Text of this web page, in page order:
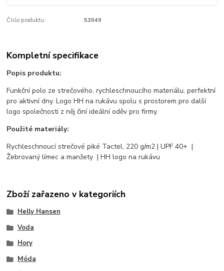
Číslo produktu: 53049
Kompletní specifikace
Popis produktu:
Funkční polo ze strečového, rychleschnoucího materiálu, perfektní
pro aktivní dny. Logo HH na rukávu spolu s prostorem pro další
logo společnosti z něj činí ideální oděv pro firmy.
Použité materiály:
Rychleschnoucí strečové piké Tactel, 220 g/m2 | UPF 40+ |
Žebrovaný límec a manžety | HH logo na rukávu
Zboží zařazeno v kategoriích
Helly Hansen
Voda
Hory
Móda